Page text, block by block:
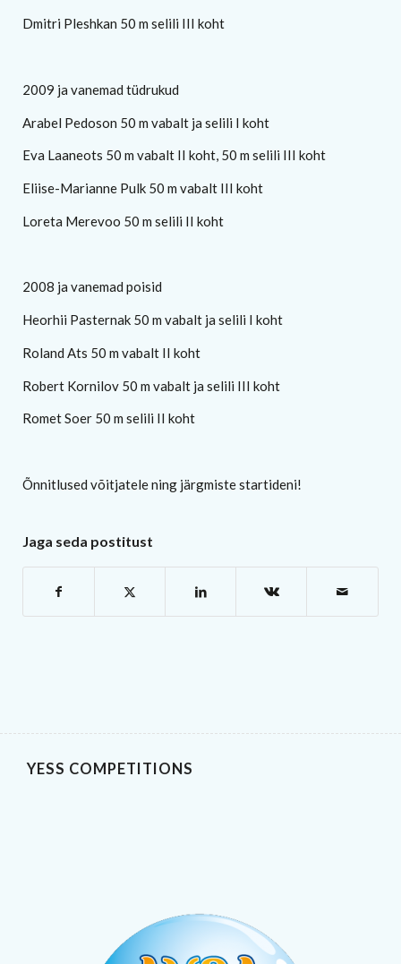
Dmitri Pleshkan 50 m selili III koht
2009 ja vanemad tüdrukud
Arabel Pedoson 50 m vabalt ja selili I koht
Eva Laaneots 50 m vabalt II koht, 50 m selili III koht
Eliise-Marianne Pulk 50 m vabalt III koht
Loreta Merevoo 50 m selili II koht
2008 ja vanemad poisid
Heorhii Pasternak 50 m vabalt ja selili I koht
Roland Ats 50 m vabalt II koht
Robert Kornilov 50 m vabalt ja selili III koht
Romet Soer 50 m selili II koht
Õnnitlused võitjatele ning järgmiste startideni!
Jaga seda postitust
YESS COMPETITIONS